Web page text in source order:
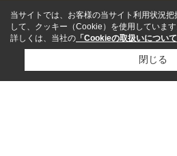
当サイトでは、お客様の当サイト利用状況
して、クッキー（Cookie）を使用しています
詳しくは、当社の 「Cookieの取扱いについて
閉じる